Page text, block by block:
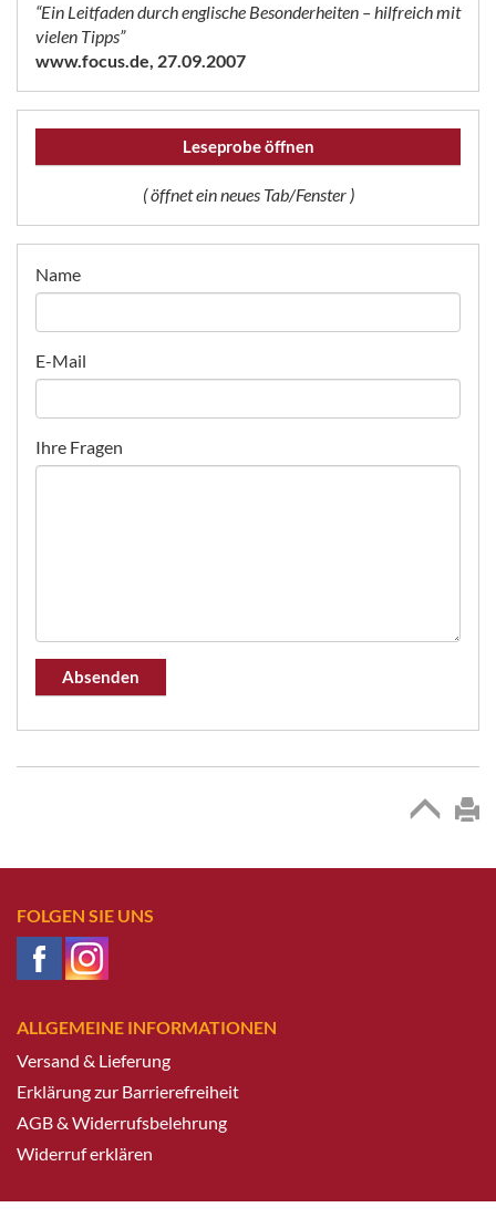
“Ein Leitfaden durch englische Besonderheiten – hilfreich mit
vielen Tipps”
www.focus.de, 27.09.2007
Leseprobe öffnen
( öffnet ein neues Tab/Fenster )
Name
E-Mail
Ihre Fragen
Absenden
FOLGEN SIE UNS
ALLGEMEINE INFORMATIONEN
Versand & Lieferung
Erklärung zur Barrierefreiheit
AGB & Widerrufsbelehrung
Widerruf erklären